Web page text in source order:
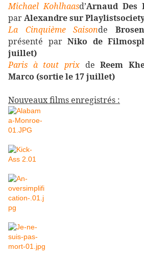
Michael Kohlhaasd’Arnaud Des
parAlexandre sur
La Cinquième Saisonde
présenté parNiko de
juillet)
Paris à tout prix deReem
Marco (sortie le 17 juillet)
Nouveaux films enregistrés :